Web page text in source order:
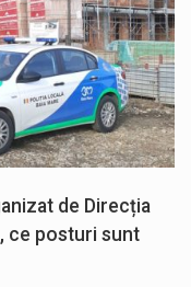
de Direcția
ce posturi sunt